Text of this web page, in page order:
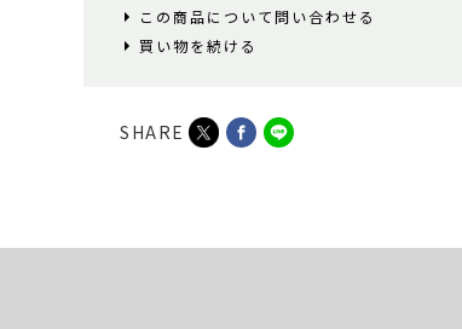
この商品について問い合わせる
買い物を続ける
SHARE